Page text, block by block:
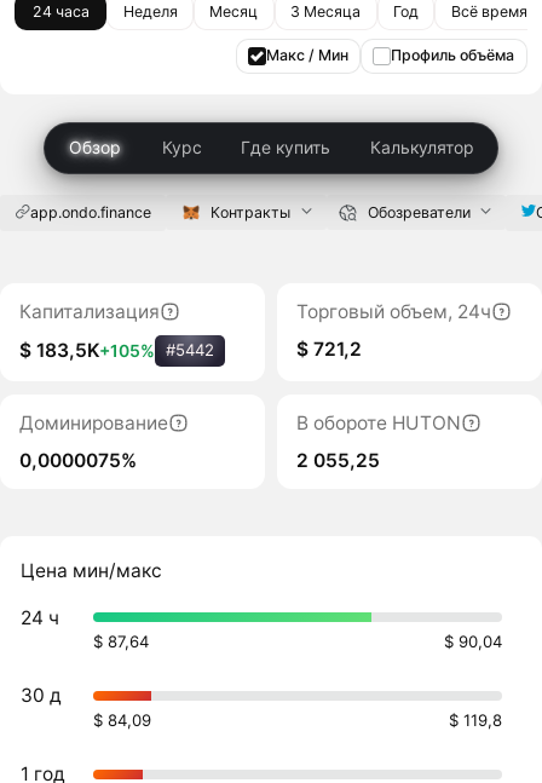
24 часа Неделя Месяц 3 Месяца Год Всё время
Макс / Мин Профиль объёма
Обзор Курс Где купить Калькулятор
app.ondo.finance Контракты Обозреватели
Капитализация
$ 183,5K+105% #5442
Торговый объем, 24ч
$ 721,2
Доминирование
0,0000075%
В обороте HUTON
2 055,25
Цена мин/макс
24 ч
$ 87,64 $ 90,04
30 д
$ 84,09 $ 119,8
1 год